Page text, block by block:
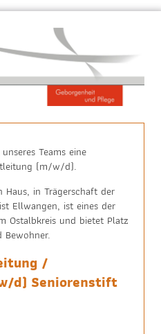
Teams eine
(m/w/d).
Haus, in Trägerschaft der
Ellwangen, ist eines der
Ostalbkreis und bietet Platz
/
d) Seniorenstift